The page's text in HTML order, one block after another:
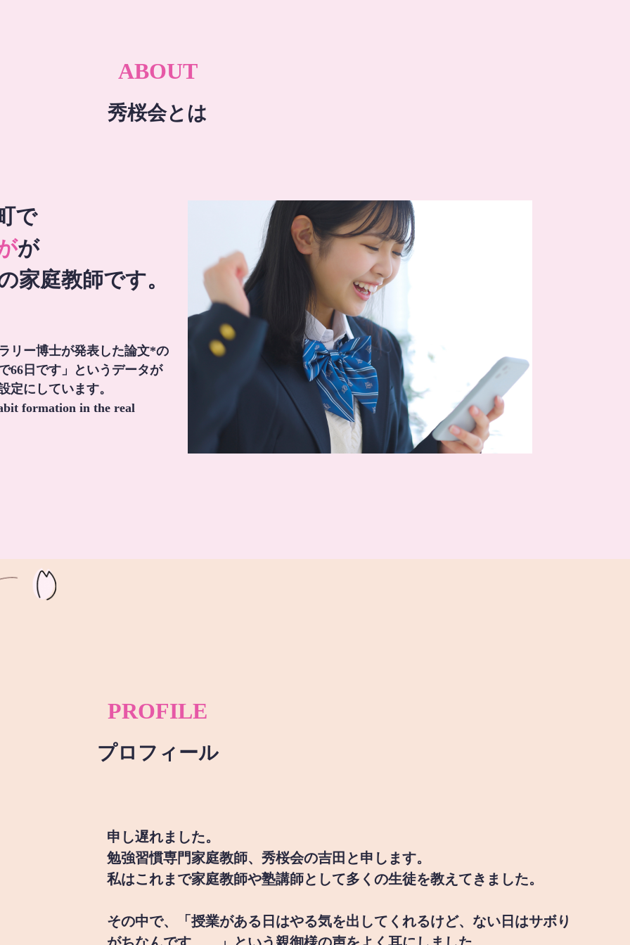
ABOUT
秀桜会とは
で
が
家庭教師です。
リー博士が発表した論文*の
66日です」というデータが
定にしています。
formation in the real
PROFILE
プロフィール
申し遅れました。
勉強習慣専門家庭教師、秀桜会の吉田と申します。
私はこれまで家庭教師や塾講師として多くの生徒を教えてきました。
その中で、「授業がある日はやる気を出してくれるけど、ない日はサボり